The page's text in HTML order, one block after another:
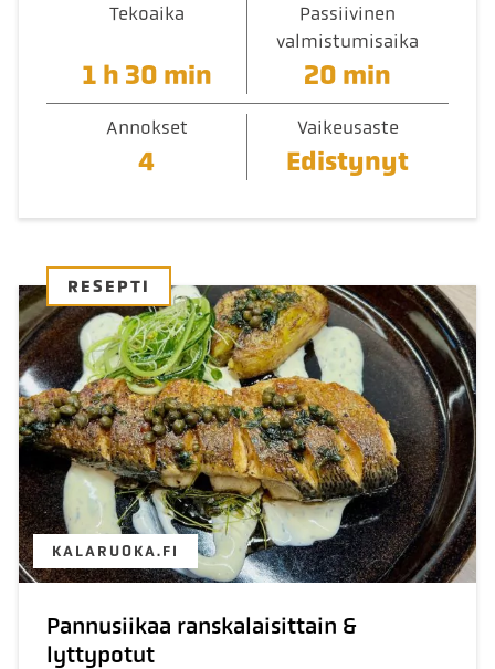
Tekoaika
1 h 30 min
Passiivinen
valmistumisaika
20 min
Annokset
4
Vaikeusaste
Edistynyt
RESEPTI
KALARUOKA.FI
Pannusiikaa ranskalaisittain &
lyttypotut